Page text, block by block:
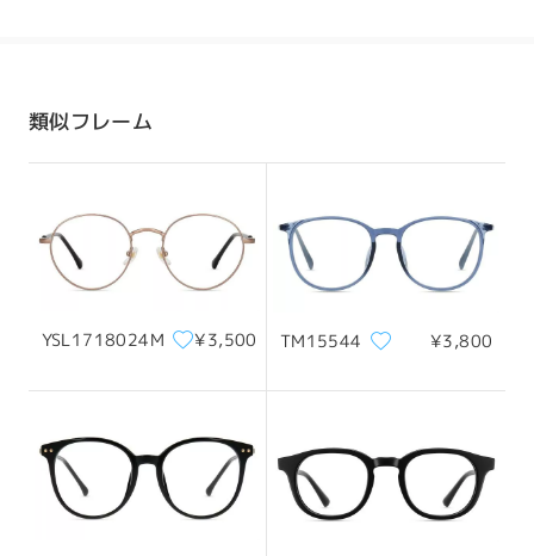
顔型:
サイズについて
フレーム幅
123mm/ 4.84in
140mm/ 5.51in
配送時間
配送
類似フレーム
YSL1718024M ¥3,500 TM15544 ¥3,800